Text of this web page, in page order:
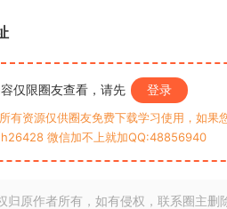
仅限圈友查看，请先 登录
有资源仅供圈友免费下载学习使用，如果
微信加不上就加QQ:48856940
归原作者所有，如有侵权，联系圈主删